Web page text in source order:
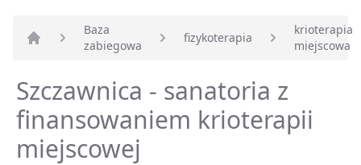
Strona główna
Baza
zabiegowa
fizykoterapia
krioterapia
miejscowa
Szczawnica - sanatoria z
finansowaniem krioterapii
miejscowej